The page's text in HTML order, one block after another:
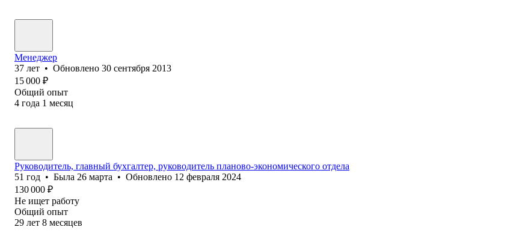
Менеджер
37 лет • Обновлено 30 сентября 2013
15 000 ₽
Общий опыт
4 года 1 месяц
Руководитель, главный бухгалтер, руководитель планово-экономического отдела
51 год • Была 26 марта • Обновлено 12 февраля 2024
130 000 ₽
Не ищет работу
Общий опыт
29 лет 8 месяцев